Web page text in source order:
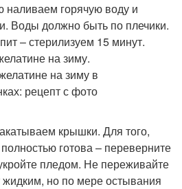
горячую воду и
Воды должно быть по плечики.
– стерилизуем 15 минут.
крышки. Для того,
готова – переверните
пледом. Не переживайте
жидким, но по мере остывания